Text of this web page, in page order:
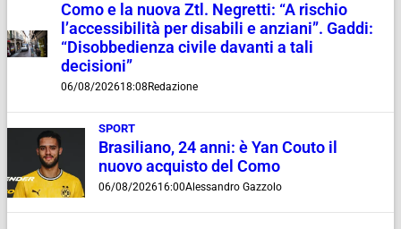
Como e la nuova Ztl. Negretti: “A rischio
l’accessibilità per disabili e anziani”. Gaddi:
“Disobbedienza civile davanti a tali
decisioni”
06/08/202618:08 Redazione
SPORT
Brasiliano, 24 anni: è Yan Couto il
nuovo acquisto del Como
06/08/202616:00Alessandro Gazzolo